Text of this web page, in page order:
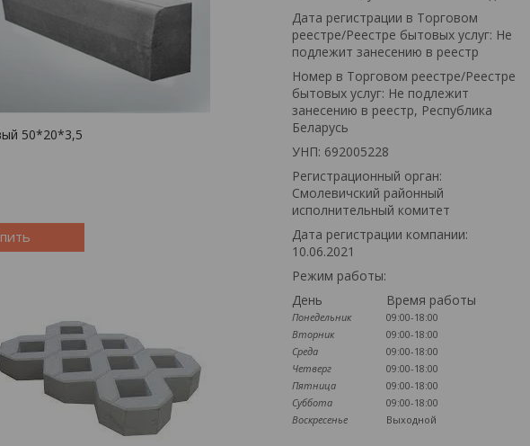
50*20*3,5
Дата регистрации в Торговом
реестре/Реестре бытовых услуг: Не
подлежит занесению в реестр
Номер в Торговом реестре/Реестре
бытовых услуг: Не подлежит
занесению в реестр, Республика
Беларусь
УНП: 692005228
Регистрационный орган:
Смолевичский районный
исполнительный комитет
Дата регистрации компании:
10.06.2021
Режим работы:
День
Время работы
Понедельник
09:00-18:00
Вторник
09:00-18:00
Среда
09:00-18:00
Четверг
09:00-18:00
Пятница
09:00-18:00
Суббота
09:00-18:00
Воскресенье
Выходной